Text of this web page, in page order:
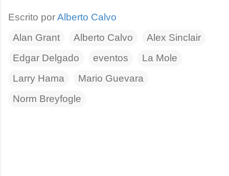
Escrito porAlberto Calvo
Alan Grant
Alberto Calvo
Alex Sinclair
Edgar Delgado
eventos
La Mole
Larry Hama
Mario Guevara
Norm Breyfogle